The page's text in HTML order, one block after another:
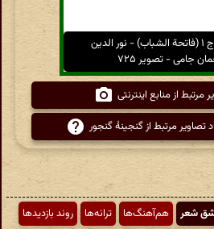
دیوان جامی ـ ج ۱ (فاتحة الشباب) - نور الدین
جامی - تصویر ۷۲۵
مرتبط از منابع اینترنتی
تصاویر مرتبط از گنجینهٔ گنجور
شعر هم‌آهنگ‌ها ترانه‌ها
روند بازدیدها